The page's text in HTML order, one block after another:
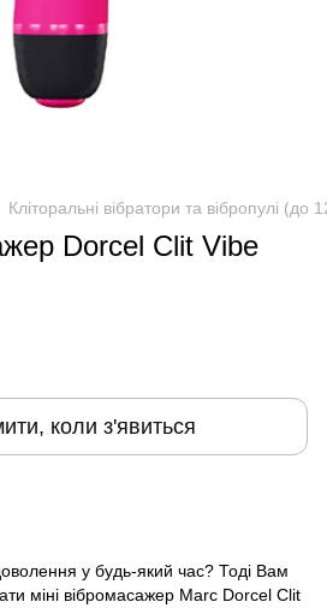
Кліторальні вібратори та вібропулі (до
Dorcel Clit Vibe
коли з'явиться
у будь-який час? Тоді Вам
міні вібромасажер Marc Dorcel Clit